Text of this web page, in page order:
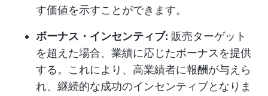
す価値を示すことができます。
ボーナス・インセンティブ: 販売ターゲット
を超えた場合、業績に応じたボーナスを提供
する。これにより、高業績者に報酬が与えら
れ、継続的な成功のインセンティブとなりま